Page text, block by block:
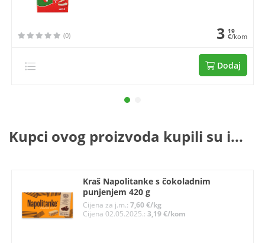
(0) 3 19
€/kom
Dodaj
Kupci ovog proizvoda kupili su i...
Kraš Napolitanke s čokoladnim
punjenjem 420 g
Cijena za j.m.: 7,60 €/kg
Cijena 02.05.2025.: 3,19 €/kom